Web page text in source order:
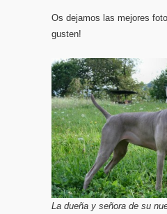
Os dejamos las mejores
gusten!
La dueña y señora de su